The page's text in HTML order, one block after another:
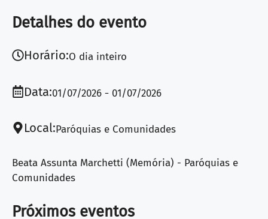
Detalhes do evento
Horário:O dia inteiro
Data:01/07/2026 01/07/2026
Local:Paróquias e Comunidades
Beata Assunta Marchetti (Memória) - Paróquias e
Comunidades
Próximos eventos